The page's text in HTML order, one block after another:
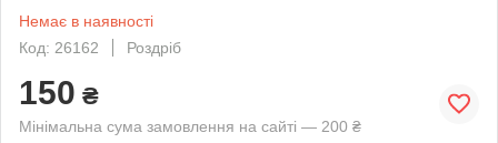
Немає в наявності
Код: 26162
Роздріб
150 ₴
Мінімальна сума замовлення на сайті — 200 ₴